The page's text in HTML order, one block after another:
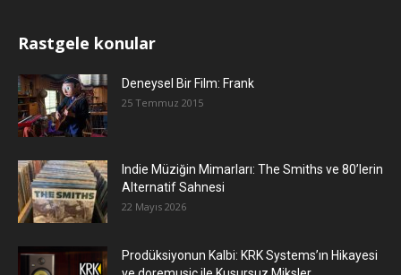
Rastgele konular
Deneysel Bir Film: Frank
25 Temmuz 2015
Indie Müziğin Mimarları: The Smiths ve 80’lerin
Alternatif Sahnesi
22 Mayıs 2026
Prodüksiyonun Kalbi: KRK Systems’ın Hikayesi